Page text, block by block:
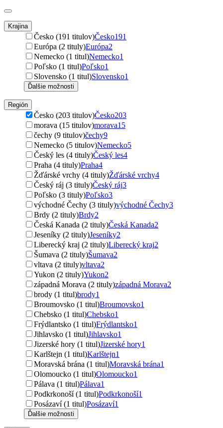
Krajina
Česko (191 titulov)Česko191
Európa (2 tituly)Európa2
Nemecko (1 titul)Nemecko1
Poľsko (1 titul)Poľsko1
Slovensko (1 titul)Slovensko1
Ďalšie možnosti
Región
Česko (203 titulov)Česko203
morava (15 titulov)morava15
čechy (9 titulov)čechy9
Nemecko (5 titulov)Nemecko5
Český les (4 tituly)Český les4
Praha (4 tituly)Praha4
Žďárské vrchy (4 tituly)Žďárské vrchy4
Český ráj (3 tituly)Český ráj3
Poľsko (3 tituly)Poľsko3
východné Čechy (3 tituly)východné Čechy3
Brdy (2 tituly)Brdy2
Česká Kanada (2 tituly)Česká Kanada2
Jeseníky (2 tituly)Jeseníky2
Liberecký kraj (2 tituly)Liberecký kraj2
Šumava (2 tituly)Šumava2
vltava (2 tituly)vltava2
Yukon (2 tituly)Yukon2
západná Morava (2 tituly)západná Morava2
brody (1 titul)brody1
Broumovsko (1 titul)Broumovsko1
Chebsko (1 titul)Chebsko1
Frýdlantsko (1 titul)Frýdlantsko1
Jihlavsko (1 titul)Jihlavsko1
Jizerské hory (1 titul)Jizerské hory1
Karlštejn (1 titul)Karlštejn1
Moravská brána (1 titul)Moravská brána1
Olomoucko (1 titul)Olomoucko1
Pálava (1 titul)Pálava1
Podkrkonoší (1 titul)Podkrkonoší1
Posázaví (1 titul)Posázaví1
Ďalšie možnosti